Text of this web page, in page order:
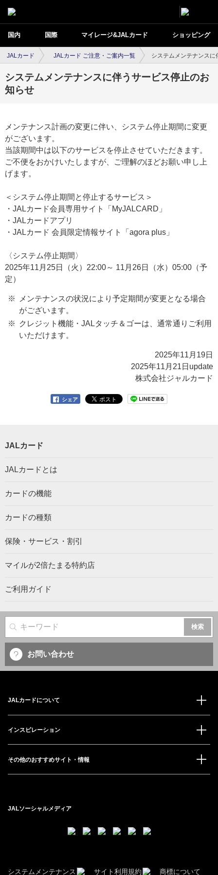
国内 国際 マイレージ&JALカード ショッピング
JALカード JALカード ご注意・ご案内一覧 システムメンテナンス
システムメンテナンスに伴うサービス停止のお
知らせ
メンテナンス計画の変更に伴い、システム停止期間に変更
がございます。
当該期間中は以下のサービスを停止させていただきます。
ご不便をおかけいたしますが、ご理解のほどお願い申し上
げます。
＜システム停止期間と停止するサービス＞
・JALカード会員専用サイト「MyJALCARD」
・JALカードアプリ
・JALカード 会員限定情報サイト「agora plus」
〈システム停止期間〉
2025年11月25日（火）22:00～ 11月26日（水）05:00（予
定）
メンテナンスの状況により予定期間が変更となる場合
がございます。
クレジット機能・JALタッチ＆ゴーは、通常通りご利用
いただけます。
2025年11月19日
2025年11月21日update
株式会社ジャルカード
シェア
JALカード
JALカードとは
カードの機能
カードの種類
保険・サービス・割引
マイルが2倍たまる特約店
ご利用ガイド
サイト内検索
お問い合わせ
JALカードについて
インスピレーション
その他のおすすめサイト・情報
JALソーシャルメディア
システムメンテナンス サイト利用規約 商標について